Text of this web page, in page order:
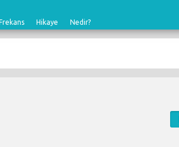
Hikaye Nedir?